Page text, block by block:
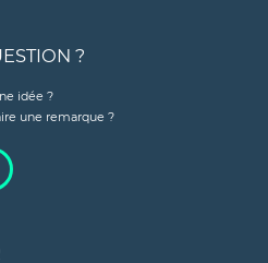
?
idée ?
une remarque ?